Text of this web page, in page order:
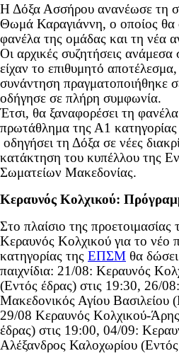
Η Δόξα Ασσήρου ανανέωσε τη
Θωμά Καραγιάννη, ο οποίος θα
φανέλα της ομάδας και τη νέα
Οι αρχικές συζητήσεις ανάμεσα
είχαν το επιθυμητό
συνάντηση πραγματοποιήθηκε
οδήγησε σε πλήρη συμφωνία.
Έτσι, θα ξαναφορέσει τη
πρωτάθλημα της Α1
οδηγήσει τη Δόξα σε νέες
κατάκτηση του κυπέλλου της
Σωματείων Μακεδονίας.
Κεραυνός Κολχικού:
Στο πλαίσιο της
Κεραυνός Κολχικού για το νέο
κατηγορίας της ΕΠΣΜ θα
παιχνίδια: 21/08: Κεραυνός
(Εντός έδρας) στις 19:30, 26/
Μακεδονικός Αγίου Βασιλείου
29/08 Κεραυνός Κολχικού-
έδρας) στις 19:00, 04/09:
Αλέξανδρος Καλοχωρίου